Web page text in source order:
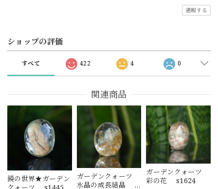
通報する
ショップの評価
すべて 422 4 0
関連商品
鏡の世界★ガーデン
ガーデンクォーツ
水晶の成長結晶
ガーデンクォーツ
彩の花 s1624